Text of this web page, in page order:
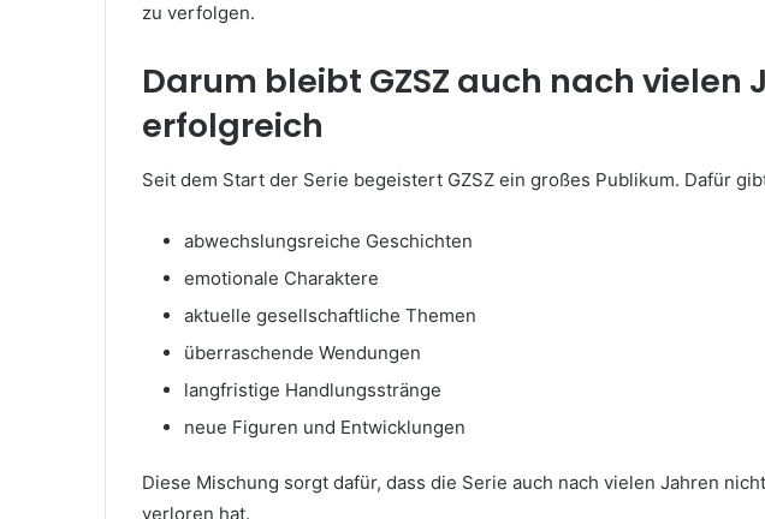
zu verfolgen.
Darum bleibt GZSZ auch nach vielen
erfolgreich
Seit dem Start der Serie begeistert GZSZ ein großes Publikum. Dafür
abwechslungsreiche Geschichten
emotionale Charaktere
aktuelle gesellschaftliche Themen
überraschende Wendungen
langfristige Handlungsstränge
neue Figuren und Entwicklungen
Diese Mischung sorgt dafür, dass die Serie auch nach vielen Jahren
verloren hat.